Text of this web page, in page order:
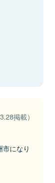
掲載）
になり